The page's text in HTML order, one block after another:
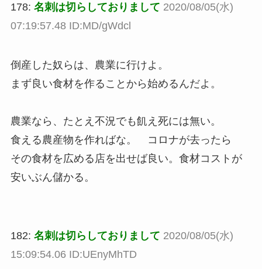
178: 名刺は切らしておりまして 2020/08/05(水)
07:19:57.48 ID:MD/gWdcl
倒産した奴らは、農業に行けよ。
まず良い食材を作ることから始めるんだよ。
農業なら、たとえ不況でも飢え死には無い。
食える農産物を作ればな。 コロナが去ったら
その食材を広める店を出せば良い。食材コストが
安いぶん儲かる。
182: 名刺は切らしておりまして 2020/08/05(水)
15:09:54.06 ID:UEnyMhTD